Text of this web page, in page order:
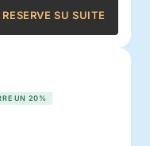
RESERVE SU SUITE
UN 20%